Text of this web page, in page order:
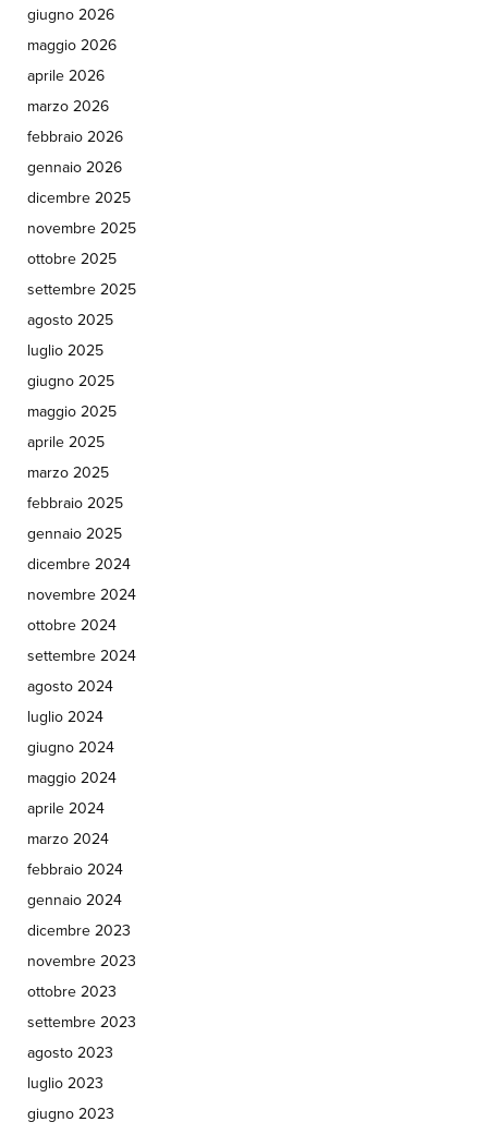
giugno 2026
maggio 2026
aprile 2026
marzo 2026
febbraio 2026
gennaio 2026
dicembre 2025
novembre 2025
ottobre 2025
settembre 2025
agosto 2025
luglio 2025
giugno 2025
maggio 2025
aprile 2025
marzo 2025
febbraio 2025
gennaio 2025
dicembre 2024
novembre 2024
ottobre 2024
settembre 2024
agosto 2024
luglio 2024
giugno 2024
maggio 2024
aprile 2024
marzo 2024
febbraio 2024
gennaio 2024
dicembre 2023
novembre 2023
ottobre 2023
settembre 2023
agosto 2023
luglio 2023
giugno 2023